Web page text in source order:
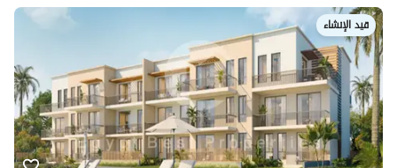
قيد الإنشاء